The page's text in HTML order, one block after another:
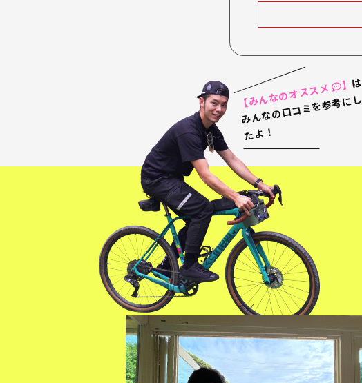
【みんなのオススメ 】は
み
ん
な
の
口
コ
ミ
を
参
考
に
し
た
よ
！